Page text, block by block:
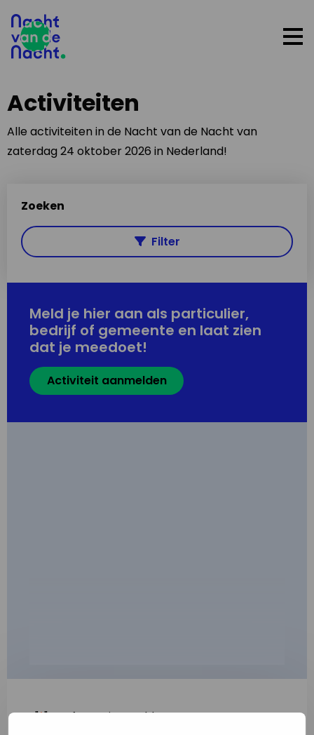
Activiteiten
Alle activiteiten in de Nacht van de Nacht van
zaterdag 24 oktober 2026 in Nederland!
Zoeken
Filter
Meld je hier aan als particulier,
bedrijf of gemeente en laat zien
dat je meedoet!
Activiteit aanmelden
"*" geeft vereiste velden aan